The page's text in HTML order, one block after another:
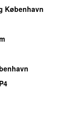
København